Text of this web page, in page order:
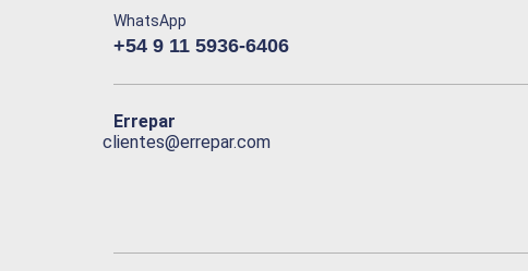
WhatsApp
+54 9 11 5936-6406
Errepar
clientes@errepar.com